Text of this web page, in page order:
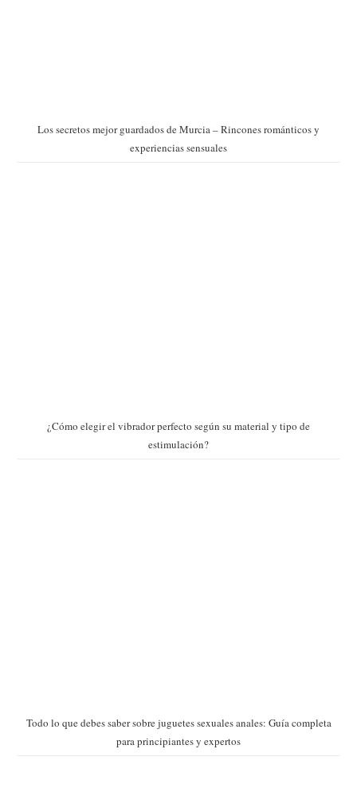
Los secretos mejor guardados de Murcia – Rincones románticos y
experiencias sensuales
¿Cómo elegir el vibrador perfecto según su material y tipo de
estimulación?
Todo lo que debes saber sobre juguetes sexuales anales: Guía completa
para principiantes y expertos